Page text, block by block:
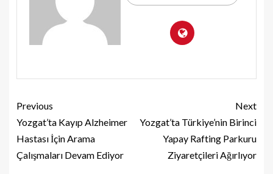
Previous
Yozgat’ta Kayıp Alzheimer
Hastası İçin Arama
Çalışmaları Devam Ediyor
Next
Yozgat’ta Türkiye’nin Birinci
Yapay Rafting Parkuru
Ziyaretçileri Ağırlıyor